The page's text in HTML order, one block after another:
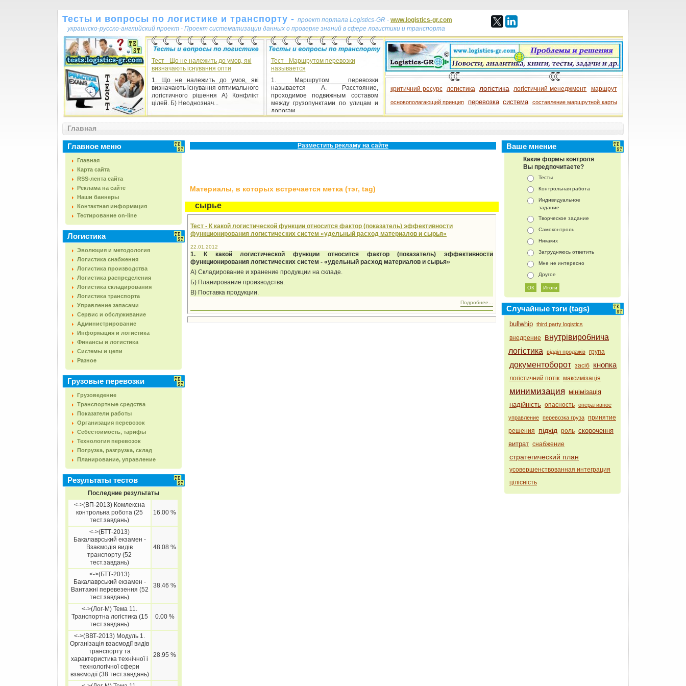
Тесты и вопросы по логистике и транспорту - проект портала Logistics-GR - www.logistics-gr.com
украинско-русско-английский проект - Проект систематизации данных о проверке знаний в сфере логистики и транспорта
Тест - Що не належить до умов, які
визначають існування опти
1. Що не належить до умов, які
визначають існування оптимального
логістичного рішення А) Конфлікт
цілей. Б) Неоднознач...
Тест - Маршрутом перевозки
называется
1. Маршрутом перевозки
называется A. Расстояние,
проходимое подвижным составом
между грузопунктами по улицам и
дорогам ...
критичний ресурс логистика логістика логістичний менеджмент маршрут
основополагающий принцип перевозка система составление маршрутной карты
тест
Главная
Главное меню
Главная
Карта сайта
RSS-лента сайта
Реклама на сайте
Наши баннеры
Контактная информация
Тестирование on-line
Логистика
Эволюция и методология
Логистика снабжения
Логистика производства
Логистика распределения
Логистика складирования
Логистика транспорта
Управление запасами
Сервис и обслуживание
Администрирование
Информация и логистика
Финансы и логистика
Системы и цепи
Разное
Грузовые перевозки
Грузоведение
Транспортные средства
Показатели работы
Организация перевозок
Себестоимость, тарифы
Технология перевозок
Погрузка, разгрузка, склад
Планирование, управление
Результаты тестов
Последние результаты
<->(ВП-2013) Комлексна
контрольна робота (25
тест.завдань)
16.00 %
<->(БТТ-2013)
Бакалаврський екзамен -
Взаємодія видів
транспорту (52
тест.завдань)
48.08 %
<->(БТТ-2013)
Бакалаврський екзамен -
Вантажні перевезення (52
тест.завдань)
38.46 %
<->(Лог-М) Тема 11.
Транспортна логістика (15
тест.завдань)
0.00 %
<->(ВВТ-2013) Модуль 1.
Організація взаємодії видів
транспорту та
характеристика технічної і
технологічної сфери
взаємодії (38 тест.завдань)
28.95 %
Разместить рекламу на сайте
Материалы, в которых встречается метка (тэг, tag)
сырье
Тест - К какой логистической функции относится фактор (показатель) эффективности
функционирования логистических систем «удельный расход материалов и сырья»
22.01.2012
1. К какой логистической функции относится фактор (показатель) эффективности
функционирования логистических систем - «удельный расход материалов и сырья»
А) Складирование и хранение продукции на складе.
Б) Планирование производства.
В) Поставка продукции.
Подробнее...
Ваше мнение
Какие формы контроля
Вы предпочитаете?
Тесты
Контрольная работа
Индивидуальное
задание
Творческое задание
Самоконтроль
Никаких
Затрудняюсь ответить
Мне не интересно
Другое
Случайные тэги (tags)
bullwhip third party logistics
внедрение
внутрівиробнича
логістика
відділ продажів група
документоборот засіб кнопка
логістичний потік максимізація
минимизация мінімізація
надійність опасность оперативное
управление перевозка груза принятие
решения
підхід роль скорочення
витрат снабжение
стратегический план
усовершенствованная интеграция
цілісність